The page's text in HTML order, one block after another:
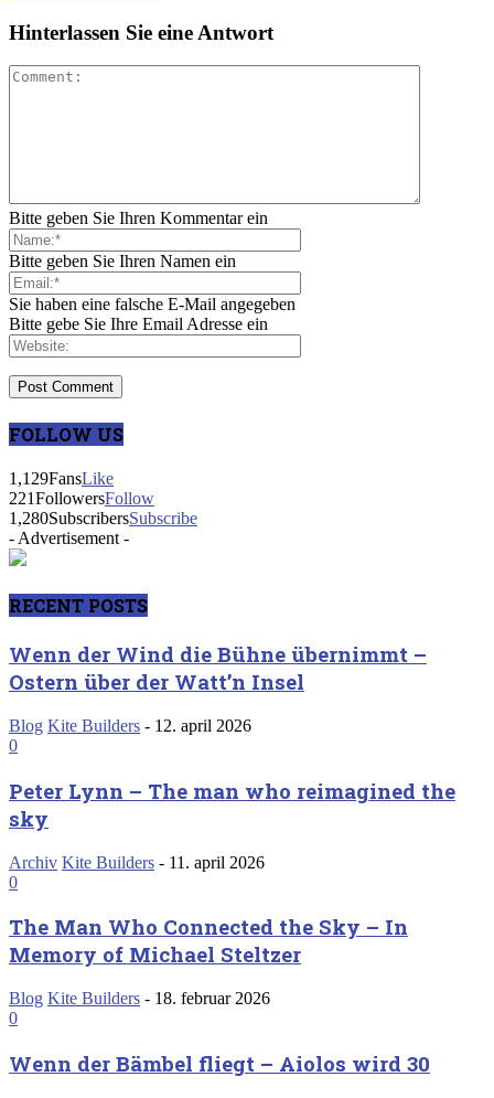
Hinterlassen Sie eine Antwort
Bitte geben Sie Ihren Kommentar ein
Bitte geben Sie Ihren Namen ein
Sie haben eine falsche E-Mail angegeben
Bitte gebe Sie Ihre Email Adresse ein
FOLLOW US
1,129FansLike
221FollowersFollow
1,280SubscribersSubscribe
- Advertisement -
RECENT POSTS
Wenn der Wind die Bühne übernimmt –
Ostern über der Watt’n Insel
Blog Kite Builders - 12. april 2026
0
Peter Lynn – The man who reimagined the
sky
Archiv Kite Builders - 11. april 2026
0
The Man Who Connected the Sky – In
Memory of Michael Steltzer
Blog Kite Builders - 18. februar 2026
0
Wenn der Bämbel fliegt – Aiolos wird 30